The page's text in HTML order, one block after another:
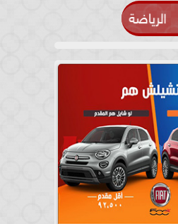
الرياضة